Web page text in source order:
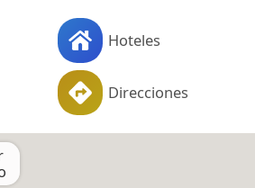
Hoteles
Direcciones